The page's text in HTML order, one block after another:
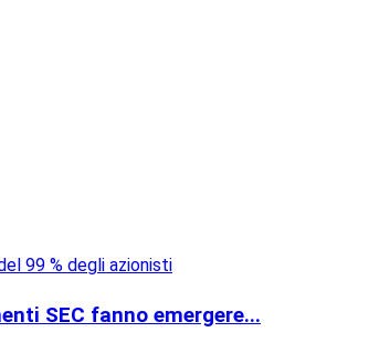
SEC fanno emergere...